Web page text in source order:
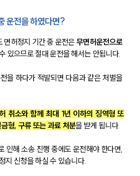
운전을 하였다면?
면허정지 기간 중 운전은 무면허운전으로
있으므로 절대 운전을 해서는 안됩니다.
을 하다가 적발되면 다음과 같은 처벌을
취소와 함께 최대 1년 이하의 징역형 또
형, 구류 또는 과료 처분을 받게 됩니다.
인해 소송 진행 중에도 운전해야 한다면,
지 신청을 하실 수 있습니다.